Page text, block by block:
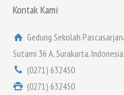
Kontak Kami
Gedung Sekolah
Sutami 36 A, Surakarta,
(0271) 632450
(0271) 632450